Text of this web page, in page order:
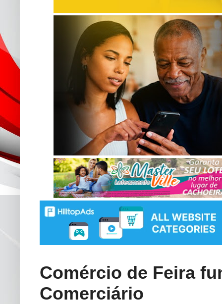
Comércio de Feira
Comerciário